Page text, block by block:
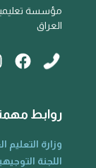
مؤسسة تعليمية
العراق
روابط
وزارة التعليم
اللجنة